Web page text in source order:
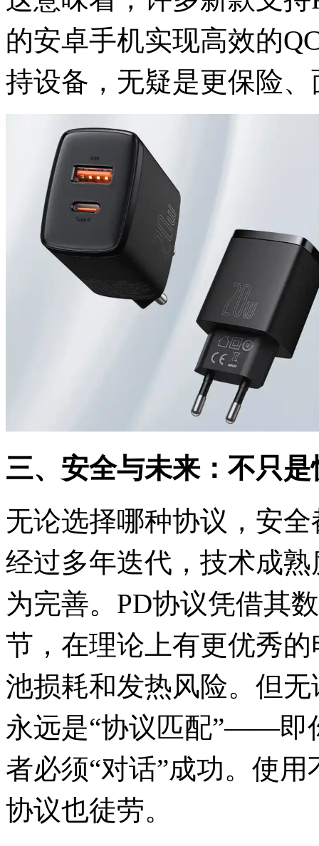
的安卓手机实现高效的
持设备，无疑是更保险
三、安全与未来：不只
无论选择哪种协议，安
经过多年迭代，技术成
为完善。PD协议凭借其
节，在理论上有更优秀
池损耗和发热风险。但
永远是“协议匹配”——即
者必须“对话”成功。使
协议也徒劳。